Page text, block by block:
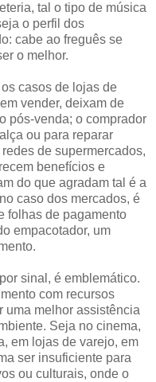
tal o tipo de música
o perfil dos
cabe ao freguês se
o melhor.
casos de lojas de
vender, deixam de
pós-venda; o comprador
ou para reparar
de supermercados,
benefícios e
do que agradam tal é a
caso dos mercados, é
folhas de pagamento
empacotador, um
sinal, é emblemático.
com recursos
uma melhor assistência
Seja no cinema,
em lojas de varejo, em
ser insuficiente para
ou culturais, onde o